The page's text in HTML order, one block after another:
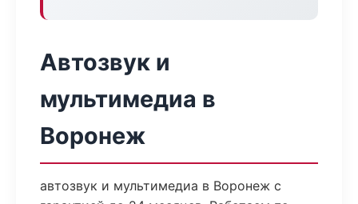
Автозвук и
мультимедиа в
Воронеж
автозвук и мультимедиа в Воронеж с